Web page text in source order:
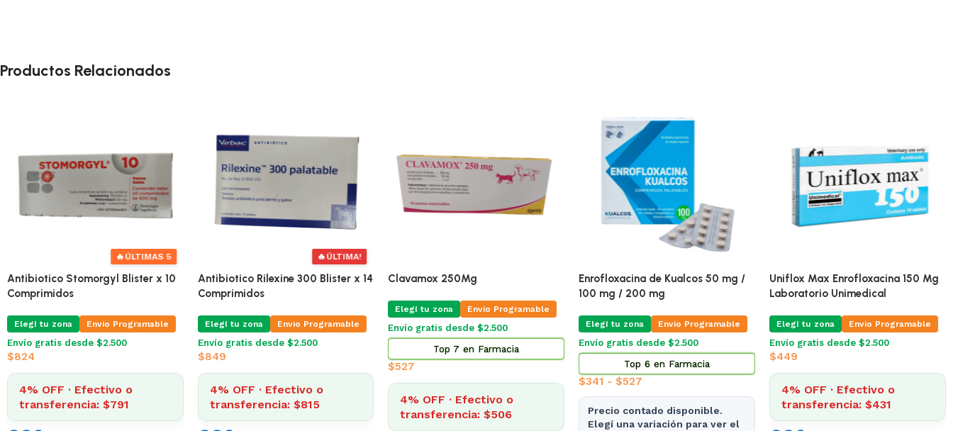
Productos Relacionados
🔥 ÚLTIMAS 5
Antibiotico Stomorgyl Blister x 10
Comprimidos
Elegí tu zona Envio Programable
Envío gratis desde $2.500
$824
4% OFF · Efectivo o
transferencia: $791
🔥 ÚLTIMA!
Antibiotico Rilexine 300 Blister x 14
Comprimidos
Elegí tu zona Envio Programable
Envío gratis desde $2.500
$849
4% OFF · Efectivo o
transferencia: $815
Clavamox 250Mg
Elegí tu zona Envio Programable
Envío gratis desde $2.500
Top 7 en Farmacia
$527
4% OFF · Efectivo o
transferencia: $506
Enrofloxacina de Kualcos 50 mg /
100 mg / 200 mg
Elegí tu zona Envio Programable
Envío gratis desde $2.500
Top 6 en Farmacia
$341 - $527
Precio contado disponible.
Elegí una variación para ver el
Uniflox Max Enrofloxacina 150 Mg
Laboratorio Unimedical
Elegí tu zona Envio Programable
Envío gratis desde $2.500
$449
4% OFF · Efectivo o
transferencia: $431